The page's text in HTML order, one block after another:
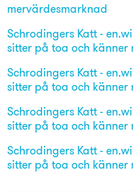
mervärdesmarknad
Schrodingers Katt -
sitter på toa och känner
Schrodingers Katt -
sitter på toa och känner
Schrodingers Katt -
sitter på toa och känner
Schrodingers Katt -
sitter på toa och känner